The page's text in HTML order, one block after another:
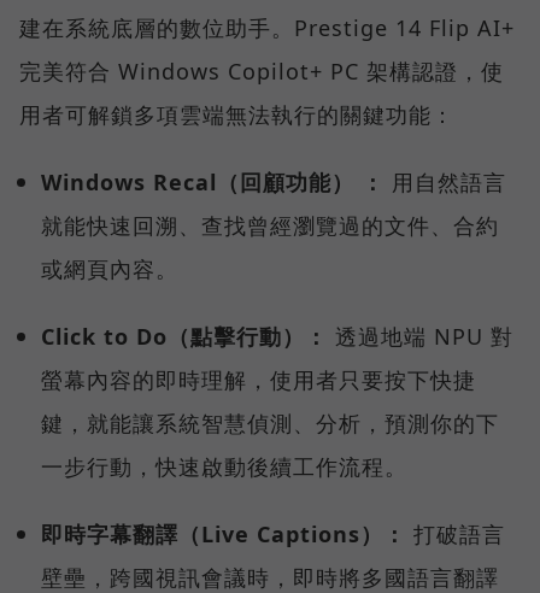
建在系統底層的數位助手。Prestige 14 Flip AI+
完美符合 Windows Copilot+ PC 架構認證，使
用者可解鎖多項雲端無法執行的關鍵功能：
Windows Recal（回顧功能） ：
用自然語言
就能快速回溯、查找曾經瀏覽過的文件、合約
或網頁內容。
Click to Do（點擊行動）： 透過地端 NPU 對
螢幕內容的即時理解，使用者只要按下快捷
鍵，就能讓系統智慧偵測、分析，預測你的下
一步行動，快速啟動後續工作流程。
即時字幕翻譯（Live Captions）： 打破語言
壁壘，跨國視訊會議時，即時將多國語言翻譯